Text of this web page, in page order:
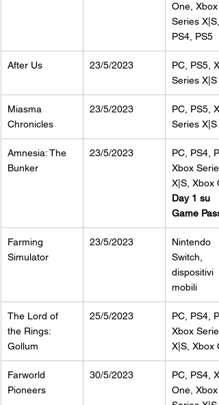
One, Xbox
Series X|S,
PS4, PS5
After Us 23/5/2023
PC, PS5,
Series X|S
Miasma
Chronicles
23/5/2023
PC, PS5,
Series X|S
Amnesia: The
Bunker
23/5/2023
PC, PS4,
Xbox
X|S, Xbox
Day 1 su
Game Pass
Farming
Simulator
23/5/2023
Nintendo
Switch,
dispositivi
mobili
The Lord of
the Rings:
Gollum
25/5/2023
PC, PS4,
Xbox
X|S, Xbox
Farworld
Pioneers
30/5/2023
PC, PS4,
One, Xbox